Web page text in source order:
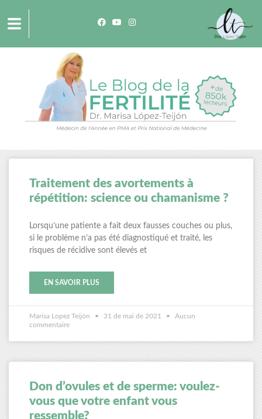
Traitement des avortements à
répétition: science ou chamanisme ?
Lorsqu’une patiente a fait deux fausses couches ou plus,
si le problème n’a pas été diagnostiqué et traité, les
risques de récidive sont élevés et
EN SAVOIR PLUS
Marisa Lopez Teijón 31 de mai de 2021
Aucun
commentaire
Don d’ovules et de sperme: voulez-
vous que votre enfant vous
ressemble?